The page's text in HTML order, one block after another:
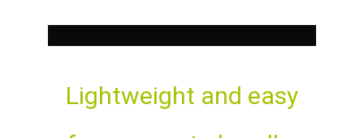
Lightweight and easy